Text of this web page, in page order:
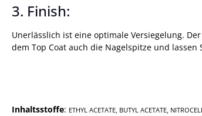
3. Finish:
Unerlässlich ist eine optimale Versiegelung.
dem Top Coat auch die Nagelspitze und
Inhaltsstoffe: ETHYL ACETATE, BUTYL ACETATE,